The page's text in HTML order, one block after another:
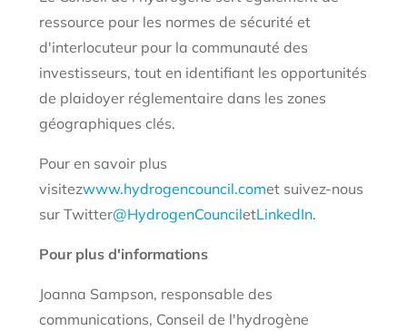
ressource pour les normes de sécurité et
d'interlocuteur pour la communauté des
investisseurs, tout en identifiant les opportunités
de plaidoyer réglementaire dans les zones
géographiques clés.
Pour en savoir plus
visitezwww.hydrogencouncil.comet suivez-nous
sur Twitter@HydrogenCounciletLinkedIn.
Pour plus d'informations
Joanna Sampson, responsable des
communications, Conseil de l'hydrogène